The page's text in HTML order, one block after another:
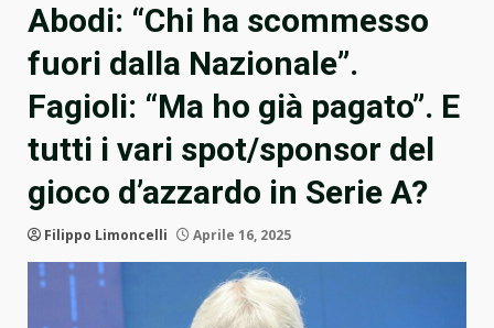
Abodi: “Chi ha scommesso
fuori dalla Nazionale”.
Fagioli: “Ma ho già pagato”. E
tutti i vari spot/sponsor del
gioco d’azzardo in Serie A?
Filippo Limoncelli Aprile 16, 2025